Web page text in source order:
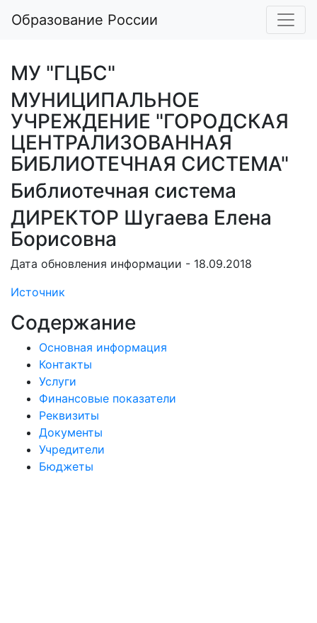
Образование России
МУ "ГЦБС"
МУНИЦИПАЛЬНОЕ
УЧРЕЖДЕНИЕ "ГОРОДСКАЯ
ЦЕНТРАЛИЗОВАННАЯ
БИБЛИОТЕЧНАЯ СИСТЕМА"
Библиотечная система
ДИРЕКТОР Шугаева Елена
Борисовна
Дата обновления информации - 18.09.2018
Источник
Содержание
Основная информация
Контакты
Услуги
Финансовые показатели
Реквизиты
Документы
Учредители
Бюджеты